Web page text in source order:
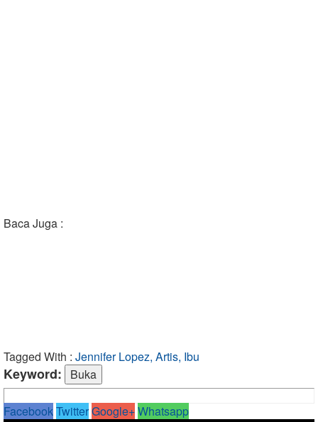
Baca Juga :
Tagged With : Jennifer Lopez, Artis, Ibu
Keyword:
FacebookTwitterGoogle+Whatsapp